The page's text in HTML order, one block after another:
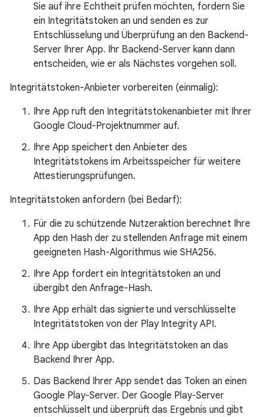
Sie auf ihre Echtheit prüfen möchten, fordern Sie
ein Integritätstoken an und senden es zur
Entschlüsselung und Überprüfung an den Backend-
Server Ihrer App. Ihr Backend-Server kann dann
entscheiden, wie er als Nächstes vorgehen soll.
Integritätstoken-Anbieter vorbereiten (einmalig):
Ihre App ruft den Integritätstokenanbieter mit Ihrer
Google Cloud-Projektnummer auf.
Ihre App speichert den Anbieter des
Integritätstokens im Arbeitsspeicher für weitere
Attestierungsprüfungen.
Integritätstoken anfordern (bei Bedarf):
Für die zu schützende Nutzeraktion berechnet Ihre
App den Hash der zu stellenden Anfrage mit einem
geeigneten Hash-Algorithmus wie SHA256.
Ihre App fordert ein Integritätstoken an und
übergibt den Anfrage-Hash.
Ihre App erhält das signierte und verschlüsselte
Integritätstoken von der Play Integrity API.
Ihre App übergibt das Integritätstoken an das
Backend Ihrer App.
Das Backend Ihrer App sendet das Token an einen
Google Play-Server. Der Google Play-Server
entschlüsselt und überprüft das Ergebnis und gibt